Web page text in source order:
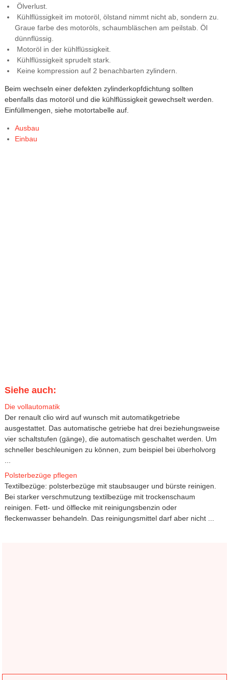
Ölverlust.
Kühlflüssigkeit im motoröl, ölstand nimmt nicht ab, sondern zu.
Graue farbe des motoröls, schaumbläschen am peilstab. Öl
dünnflüssig.
Motoröl in der kühlflüssigkeit.
Kühlflüssigkeit sprudelt stark.
Keine kompression auf 2 benachbarten zylindern.
Beim wechseln einer defekten zylinderkopfdichtung sollten
ebenfalls das motoröl und die kühlflüssigkeit gewechselt werden.
Einfüllmengen, siehe motortabelle auf.
Ausbau
Einbau
Siehe auch:
Die vollautomatik
Der renault clio wird auf wunsch mit automatikgetriebe
ausgestattet. Das automatische getriebe hat drei beziehungsweise
vier schaltstufen (gänge), die automatisch geschaltet werden. Um
schneller beschleunigen zu können, zum beispiel bei überholvorg
Polsterbezüge pflegen
Textilbezüge: polsterbezüge mit staubsauger und bürste reinigen.
Bei starker verschmutzung textilbezüge mit trockenschaum
reinigen. Fett- und ölflecke mit reinigungsbenzin oder
fleckenwasser behandeln. Das reinigungsmittel darf aber nicht ...